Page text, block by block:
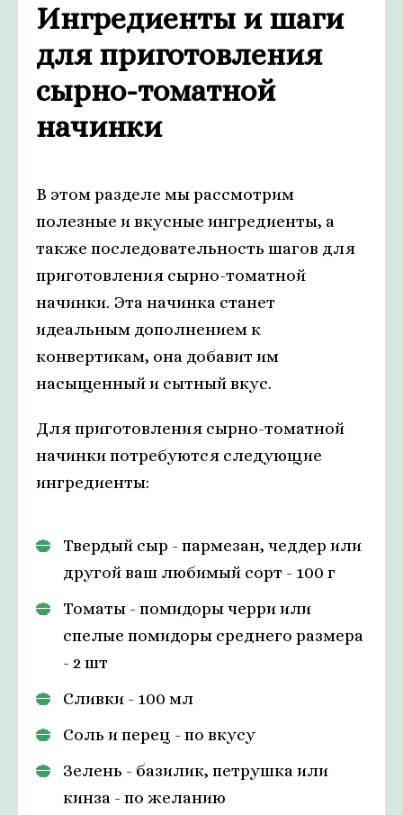
Ингредиенты и шаги
для приготовления
сырно-томатной
начинки
В этом разделе мы рассмотрим
полезные и вкусные ингредиенты, а
также последовательность шагов для
приготовления сырно-томатной
начинки. Эта начинка станет
идеальным дополнением к
конвертикам, она добавит им
насыщенный и сытный вкус.
Для приготовления сырно-томатной
начинки потребуются следующие
ингредиенты:
Твердый сыр - пармезан, чеддер или
другой ваш любимый сорт - 100 г
Томаты - помидоры черри или
спелые помидоры среднего размера
- 2 шт
Сливки - 100 мл
Соль и перец - по вкусу
Зелень - базилик, петрушка или
кинза - по желанию